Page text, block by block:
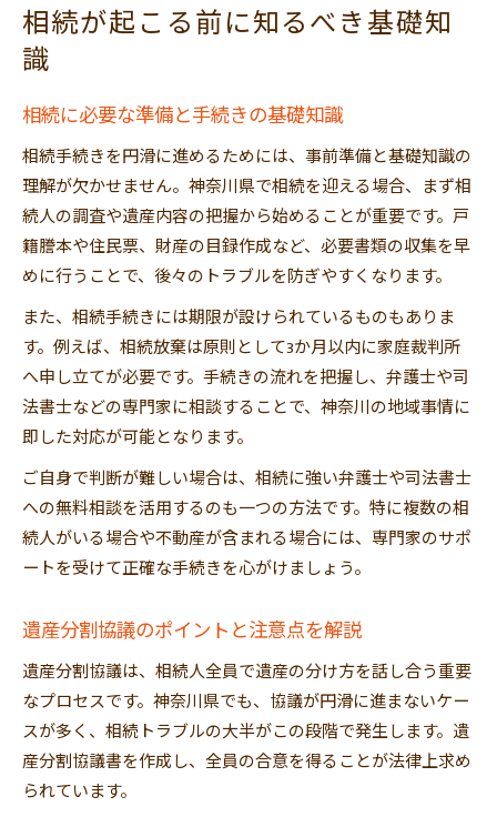
相続が起こる前に知るべき基礎知
識
相続に必要な準備と手続きの基礎知識
相続手続きを円滑に進めるためには、事前準備と基礎知識の
理解が欠かせません。神奈川県で相続を迎える場合、まず相
続人の調査や遺産内容の把握から始めることが重要です。戸
籍謄本や住民票、財産の目録作成など、必要書類の収集を早
めに行うことで、後々のトラブルを防ぎやすくなります。
また、相続手続きには期限が設けられているものもありま
す。例えば、相続放棄は原則として3か月以内に家庭裁判所
へ申し立てが必要です。手続きの流れを把握し、弁護士や司
法書士などの専門家に相談することで、神奈川の地域事情に
即した対応が可能となります。
ご自身で判断が難しい場合は、相続に強い弁護士や司法書士
への無料相談を活用するのも一つの方法です。特に複数の相
続人がいる場合や不動産が含まれる場合には、専門家のサポ
ートを受けて正確な手続きを心がけましょう。
遺産分割協議のポイントと注意点を解説
遺産分割協議は、相続人全員で遺産の分け方を話し合う重要
なプロセスです。神奈川県でも、協議が円滑に進まないケー
スが多く、相続トラブルの大半がこの段階で発生します。遺
産分割協議書を作成し、全員の合意を得ることが法律上求め
られています。